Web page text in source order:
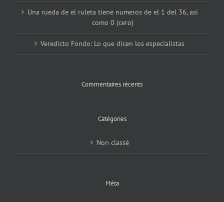
Una rueda de el ruleta tiene numeros de el 1 del 36, asi
como 0 (cero)
Veredicto Fondo: Lo que dicen los especialistas
Commentaires récents
Catégories
Non classé
Méta